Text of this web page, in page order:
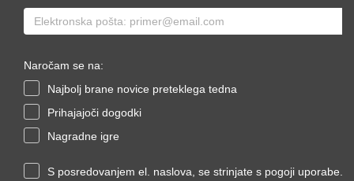
Naročam se na:
Najbolj brane novice preteklega tedna
Prihajajoči dogodki
Nagradne igre
S posredovanjem el. naslova, se strinjate s pogoji uporabe.